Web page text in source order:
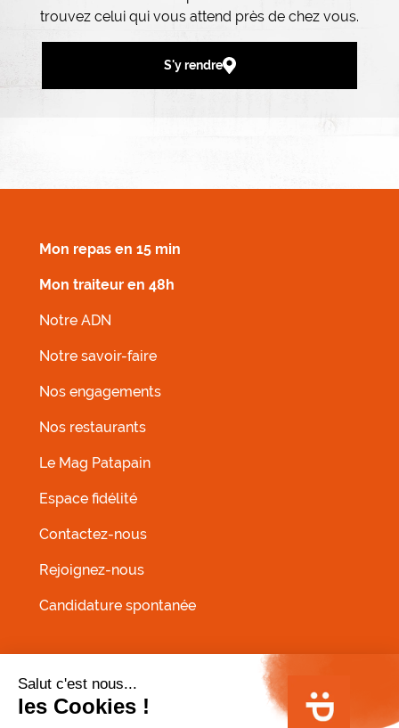
trouvez celui qui vous attend près de chez vous.
S'y rendre
Mon repas en 15 min
Mon traiteur en 48h
Notre ADN
Notre savoir-faire
Nos engagements
Nos restaurants
Le Mag Patapain
Espace fidélité
Contactez-nous
Rejoignez-nous
Candidature spontanée
MENU PIED DE PAGE
Conditions Générales de Vente